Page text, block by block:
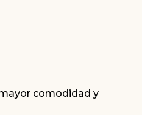
comodidad y